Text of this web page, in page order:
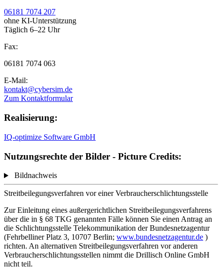
06181 7074 207
ohne KI-Unterstützung
Täglich 6–22 Uhr
Fax:
06181 7074 063
E-Mail:
kontakt@cybersim.de
Zum Kontaktformular
Realisierung:
IQ-optimize Software GmbH
Nutzungsrechte der Bilder - Picture Credits:
Bildnachweis
Streitbeilegungsverfahren vor einer Verbraucherschlichtungsstelle
Zur Einleitung eines außergerichtlichen Streitbeilegungsverfahrens
über die in § 68 TKG genannten Fälle können Sie einen Antrag an
die Schlichtungsstelle Telekommunikation der Bundesnetzagentur
(Fehrbelliner Platz 3, 10707 Berlin; www.bundesnetzagentur.de )
richten. An alternativen Streitbeilegungsverfahren vor anderen
Verbraucherschlichtungsstellen nimmt die Drillisch Online GmbH
nicht teil.